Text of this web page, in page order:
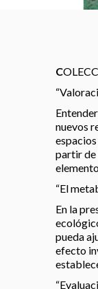
C
nuevos
partir de
“El
En la
pueda
efecto